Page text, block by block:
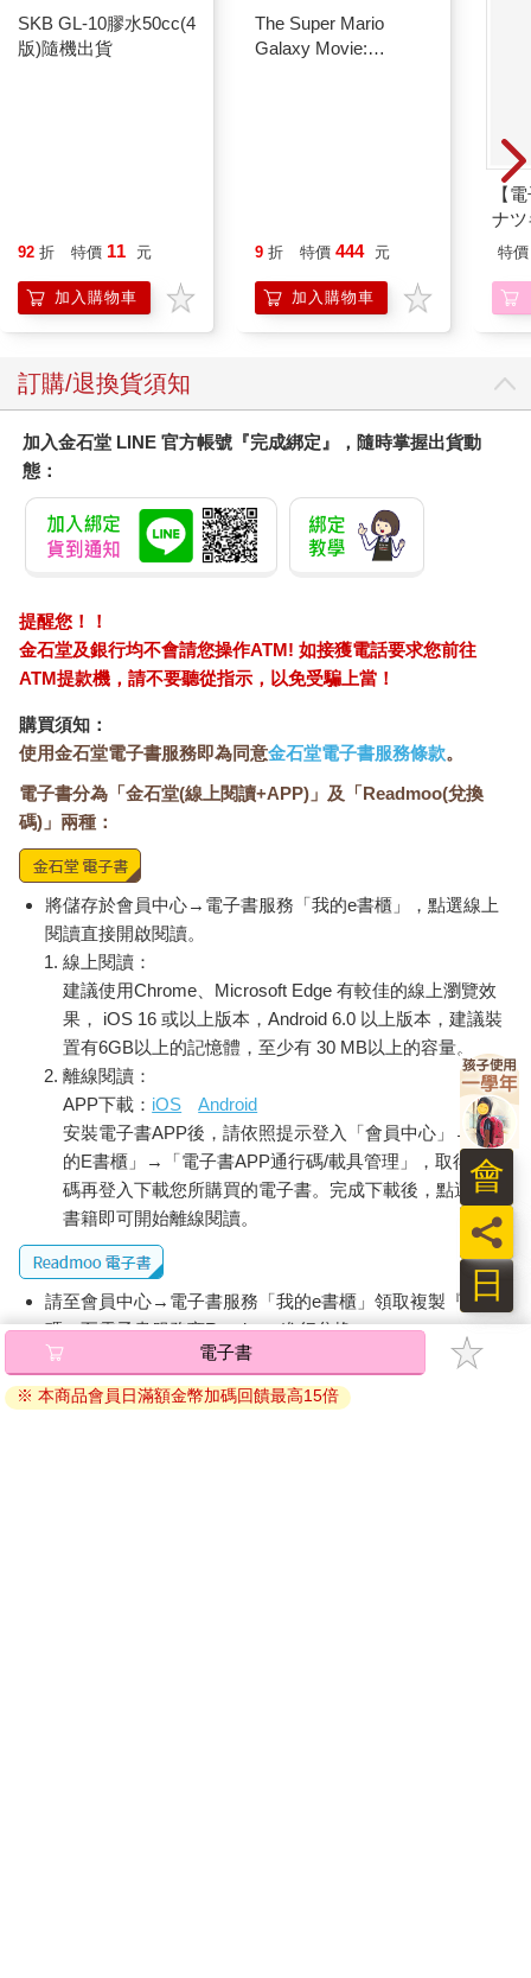
我爸跟我媽分居的那陣子，他在一間工廠當技師，星期五輪到他
來照顧我和我妹，恰好星期五也是發工資的日子。
「一人一百五十塊。」爸爸說著帶我們走進沃爾瑪大賣場，那感
但露比跟我不一樣，只要天氣不冷，她幾乎天天都有冰淇淋吃。
這天放學後，我們在中央公園的草地上跑跑跳跳，接著坐在船屋
新鮮，我看著遊客到處拍照，不敢相信自己竟然已經不是過客。
我帶露比從中央公園走回家，路程雖然短，但露比卻看見冰淇淋
跳，愈蹦愈遠，忽然間，我的手機震了一下，我一邊從屁股口袋
我瞥了一眼螢幕，看見我媽傳訊息來，雖然很煩，但也只能點
開，如果我遲遲不讀不回，我媽一定會一直傳一直傳，她這人什
麼都不懂，就是執著。 「妳爸把浴室拆了要重新裝潢，但我們沒
錢買新馬桶，可以跟妳借六千五嗎？去外面上好麻煩。」
我嘆了口氣，把手機塞回口袋，門房幫露比和我開了門，我們走
進照明昏暗的門廳，一邊等電梯，我一邊看著搖曳的燭光照著一
了高檔的房子裡。這幅畫跟我，真像。
我曉得自己在很多方面都稱得上歹竹出好筍，費盡千辛萬苦才爬
出混亂的童年。我媽的簡訊雖然短短幾個字，卻打開了我的記憶
水閘，被我鎖住的往事如洩洪般湧現，我想起了小時候、想起了
自己的出身，想當年我爸媽都還太年輕，成熟不足、責任有餘，
一家人住在破爛的公寓裡，沒有保母，沒有陪玩姊姊，外婆一邊
照顧我，一邊照顧自己老邁的父親。我的衣服和鞋子都是從平價
百貨Kmart買的，而且還是分期付款，衣服和鞋子塵封在貨架上，
等到付清才能取貨。我們全家（包括我）都很愛尖叫，罵髒話從
不嘴軟，我才三歲就對我媽比中指，而且有圖有真相。
帶著露比，我吃的是精品超市的頂級老饕三明治，搭的是Uber，
逛的是紐約知名的博物館和美術館。我的童年是日復一日的債主
上門，寵物怎麼養都活不過幾個月，三餐分量有限，我妹和我常
常餓著肚子上床睡覺。
這樣的我，竟然可以待在這樣的地方──做這樣的工作，光想到還
是覺得腦筋打結。
電梯咻一下來到六樓，露比一進門就大喊媽咪，紗夏立刻從大廳
另一頭趕來，精緻的拖鞋走起路來沒半點聲響。
「媽咪來嘍。」紗夏對露比說。
紗夏先將露比擁入懷裡，再問露比今天過得怎麼樣，一舉一動都
散發著滿滿的愛意。老是目睹別人家最親密的時刻，感覺好奇
怪，而且總讓我渴望那些我人生中根本不曾存在的親密時刻。我
把這念頭甩開，並且說服自己：反正這麼溫柔的交流我根本無福
消受。
在上東區的貴婦中，紗夏絕對是奇葩，長得美，頭腦好，才三十
五歲就有錢到爆，爸爸媽媽都是耶魯大學畢業，紗夏也是，紗夏
的老公也是，她那隻小拖把似的哈瓦那犬如果去考，我保證也一
定會錄取。紗夏雖然不用上班，但任職的募款委員會比我知道的
募款委員會還要多，這算是上東區特有現象：富家女讀了十幾年
的書，考進普林斯頓、史丹佛等名校，取得學歷後卻不用找工
作；對這些富家女來說，受教育不是為了賺錢，而是為了彰顯身
SKB GL-10膠水50cc(4
版)隨機出貨
92 折 特價 11 元
加入購物車
The Super Mario
Galaxy Movie:
9 折 特價 444 元
加入購物車
【
ナ
特價
訂購/退換貨須知
加入金石堂 LINE 官方帳號『完成綁定』，隨時掌握出貨動
態：
提醒您！！
金石堂及銀行均不會請您操作ATM! 如接獲電話要求您前往
ATM提款機，請不要聽從指示，以免受騙上當！
購買須知：
使用金石堂電子書服務即為同意金石堂電子書服務條款。
電子書分為「金石堂(線上閱讀+APP)」及「Readmoo(兌換
碼)」兩種：
將儲存於會員中心→電子書服務「我的e書櫃」，點選線上
閱讀直接開啟閱讀。
線上閱讀：
建議使用Chrome、Microsoft Edge 有較佳的線上瀏覽效
果， iOS 16 或以上版本，Android 6.0 以上版本，建議裝
置有6GB以上的記憶體，至少有 30 MB以上的容量。
離線閱讀：
APP下載： iOS
Android
安裝電子書APP後，請依照提示登入「會員中心」→「我
的E書櫃」→「電子書APP通行碼/載具管理」，取得通行
碼再登入下載您所購買的電子書。完成下載後，點選任一
書籍即可開始離線閱讀。
請至會員中心→電子書服務「我的e書櫃」領取複製『兌換
碼』至電子書服務商Readmoo進行兌換。
退換貨須知：
因版權保護，您在金石堂所購買的電子書僅能以金石堂專屬
日
員
會